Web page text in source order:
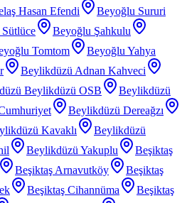
Hasan Efendi
Beyoğlu Sururi
Beyoğlu Şahkulu
Tomtom
Beyoğlu Yahya
Beylikdüzü Adnan Kahveci
Beylikdüzü OSB
Beylikdüzü
Beylikdüzü Dereağzı
Kavaklı
Beylikdüzü
Beylikdüzü Yakuplu
Beşiktaş
Beşiktaş Arnavutköy
Beşiktaş
Beşiktaş Cihannüma
Beşiktaş